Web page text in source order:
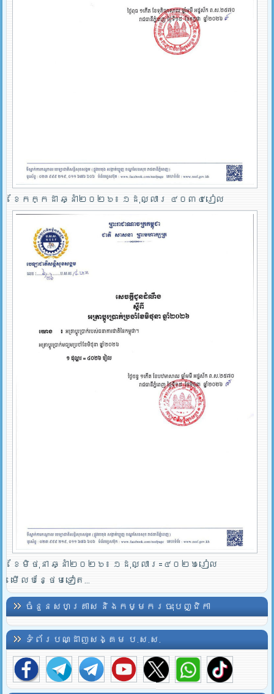
ខែកក្កដា ឆ្នាំ២០២៦៖ ១ដុល្លារ ៤០៣៤រៀល
ខែមិថុនា ឆ្នាំ២០២៦៖ ១ដុល្លារ=៤០២៦រៀល
មើលបន្ថែមទៀត...
ចំនួនសហគ្រាស និងកម្មករចុះបញ្ជិកា
ទំព័របណ្ដាញសង្គម ប.ស.ស.